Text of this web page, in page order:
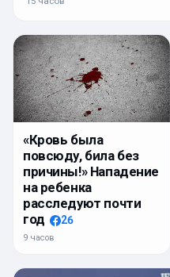
«Кровь была
повсюду, била без
причины!» Нападение
на ребенка
расследуют почти
год
26
9 часов